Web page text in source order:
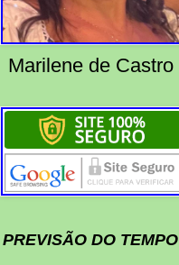
Marilene de Castro
PREVISÃO DO TEMPO